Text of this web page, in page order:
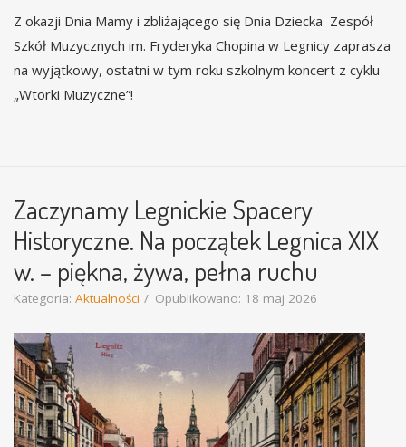
Z okazji Dnia Mamy i zbliżającego się Dnia Dziecka Zespół
Szkół Muzycznych im. Fryderyka Chopina w Legnicy zaprasza
na wyjątkowy, ostatni w tym roku szkolnym koncert z cyklu
„Wtorki Muzyczne”!
Zaczynamy Legnickie Spacery
Historyczne. Na początek Legnica XIX
w. – piękna, żywa, pełna ruchu
Kategoria: Aktualności Opublikowano: 18 maj 2026